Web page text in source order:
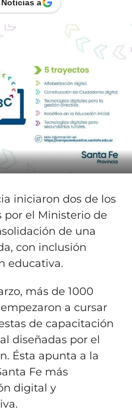
a
iniciaron dos de los
por el Ministerio de
de una
con inclusión
educativa.
más de 1000
a cursar
de capacitación
diseñadas por el
Ésta apunta a la
Fe más
digital y